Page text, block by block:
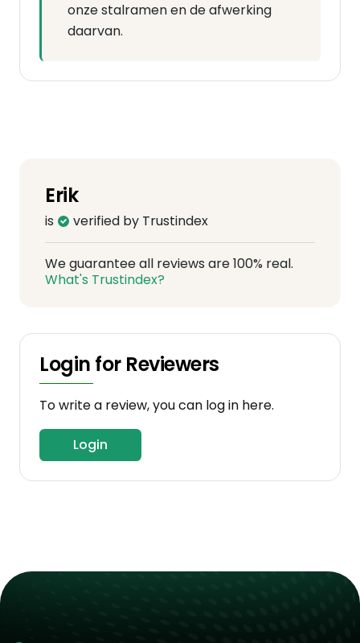
onze stalramen en de afwerking
daarvan.
Erik
is verified by Trustindex
We guarantee all reviews are 100% real.
What's Trustindex?
Login for Reviewers
To write a review, you can log in here.
Login